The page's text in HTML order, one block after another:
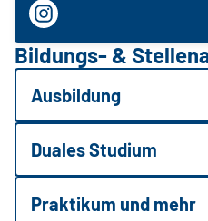
Bildungs- &
Ausbildung
Duales Studium
Praktikum und mehr